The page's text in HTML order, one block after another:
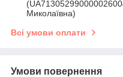
Миколаївна)
Всі умови оплати
Умови повернення